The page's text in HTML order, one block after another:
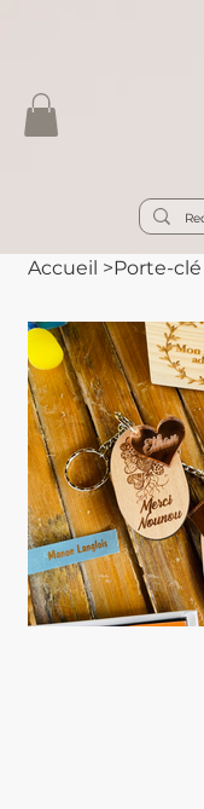
Accueil >Porte-